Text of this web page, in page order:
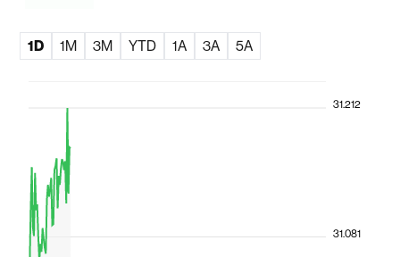
1D 1M 3M YTD 1A 3A 5A
31.081
31.212